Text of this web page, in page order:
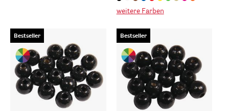
weitere Farben
Bestseller Bestseller